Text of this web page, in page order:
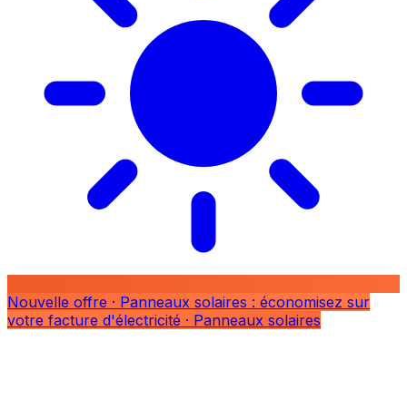
Nouvelle offre · Panneaux solaires : économisez sur
votre facture d'électricité · Panneaux solaires